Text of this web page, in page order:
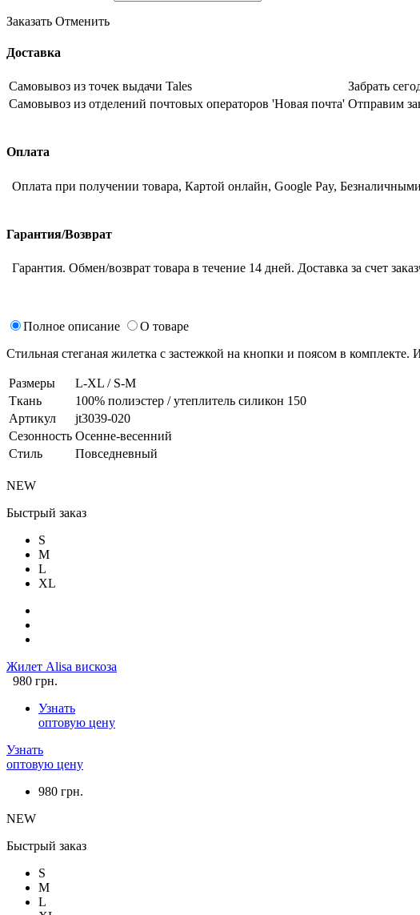
Заказать Отменить
Доставка
Самовывоз из точек выдачи Tales Забрать
Самовывоз из отделений почтовых операторов 'Новая почта' Отправим
Оплата
Оплата при получении товара, Картой онлайн, Google Pay,
Гарантия/Возврат
Гарантия. Обмен/возврат товара в течение 14 дней. Доставка за счет
Полное описание
О товаре
Стильная стеганая жилетка с застежкой на кнопки и поясом в
Размеры
L-XL / S-M
Ткань
100% полиэстер / утеплитель силикон 150
Артикул
jt3039-020
Сезонность Осенне-весенний
Стиль
Повседневный
NEW
Быстрый заказ
S
M
L
XL
Жилет Alisa вискоза
980 грн.
Узнать
оптовую цену
Узнать
оптовую цену
980 грн.
NEW
Быстрый заказ
S
M
L